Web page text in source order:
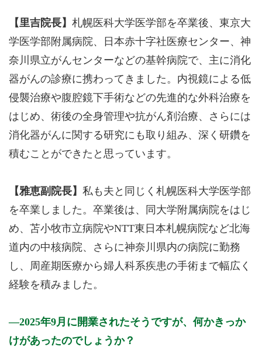
【里吉院長】 札幌医科大学医学部を卒業後、東京大
学医学部附属病院、日本赤十字社医療センター、神
奈川県立がんセンターなどの基幹病院で、主に消化
器がんの診療に携わってきました。内視鏡による低
侵襲治療や腹腔鏡下手術などの先進的な外科治療を
はじめ、術後の全身管理や抗がん剤治療、さらには
消化器がんに関する研究にも取り組み、深く研鑽を
積むことができたと思っています。
【雅恵副院長】 私も夫と同じく札幌医科大学医学部
を卒業しました。卒業後は、同大学附属病院をはじ
め、苫小牧市立病院やNTT東日本札幌病院など北海
道内の中核病院、さらに神奈川県内の病院に勤務
し、周産期医療から婦人科系疾患の手術まで幅広く
経験を積みました。
2025年9月に開業されたそうですが、何かきっか
けがあったのでしょうか？